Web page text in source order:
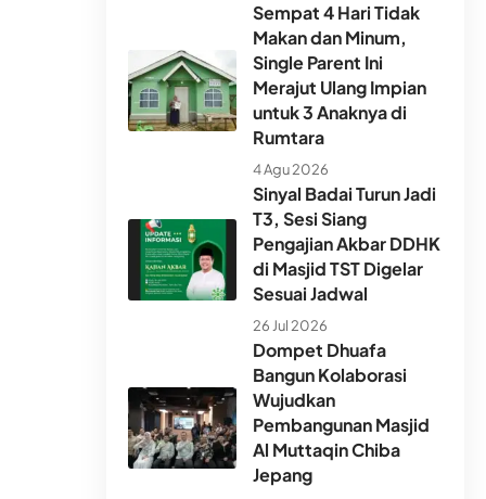
Sempat 4 Hari Tidak
Makan dan Minum,
Single Parent Ini
Merajut Ulang Impian
untuk 3 Anaknya di
Rumtara
4 Agu 2026
Sinyal Badai Turun Jadi
T3, Sesi Siang
Pengajian Akbar DDHK
di Masjid TST Digelar
Sesuai Jadwal
26 Jul 2026
Dompet Dhuafa
Bangun Kolaborasi
Wujudkan
Pembangunan Masjid
Al Muttaqin Chiba
Jepang